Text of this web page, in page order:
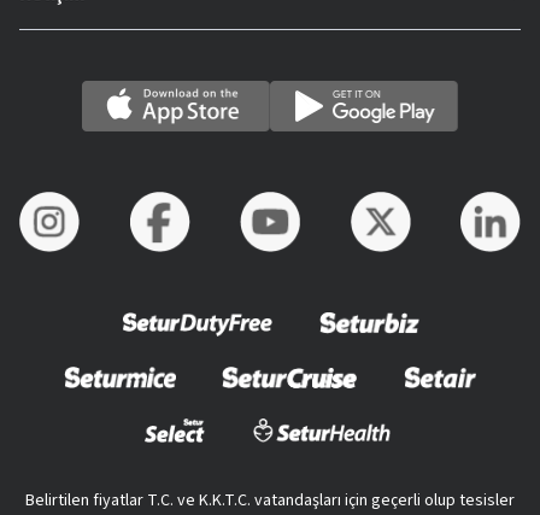
Belirtilen fiyatlar T.C. ve K.K.T.C. vatandaşları için geçerli olup tesisler